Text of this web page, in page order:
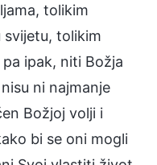
tolikim
svijetu, tolikim
ipak, niti Božja
ni najmanje
Božjoj volji i
bi se oni mogli